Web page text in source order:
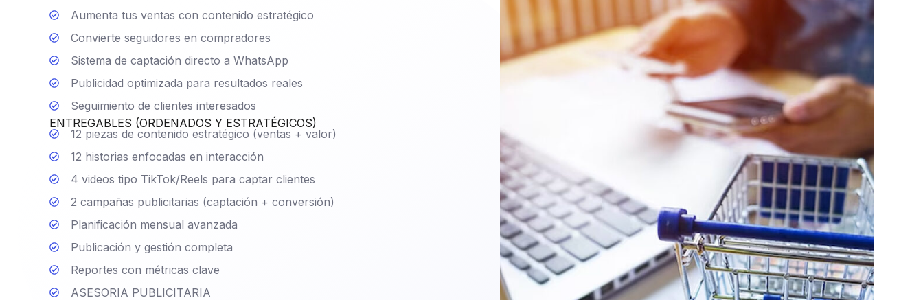
Aumenta tus ventas con contenido estratégico
Convierte seguidores en compradores
Sistema de captación directo a WhatsApp
Publicidad optimizada para resultados reales
Seguimiento de clientes interesados
ENTREGABLES (ORDENADOS Y ESTRATÉGICOS)
12 piezas de contenido estratégico (ventas + valor)
12 historias enfocadas en interacción
4 videos tipo TikTok/Reels para captar clientes
2 campañas publicitarias (captación + conversión)
Planificación mensual avanzada
Publicación y gestión completa
Reportes con métricas clave
ASESORIA PUBLICITARIA